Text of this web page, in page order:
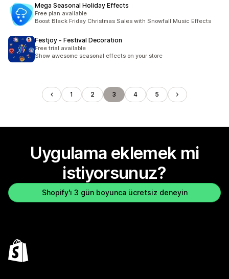
Mega Seasonal Holiday Effects
Free plan available
Boost Black Friday Christmas Sales with Snowfall Music Effects
Festjoy ‑ Festival Decoration
Free trial available
Show awesome seasonal effects on your store
1 2 3 4 5
Uygulama eklemek mi
istiyorsunuz?
Shopify'ı 3 gün boyunca ücretsiz deneyin